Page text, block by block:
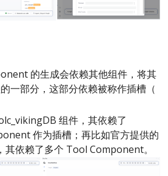
的生成会依赖其他组件，将其
一部分，这部分依赖被称作插槽（
组件，其依赖了
作为插槽；再比如官方提供的
依赖了多个 Tool Component。